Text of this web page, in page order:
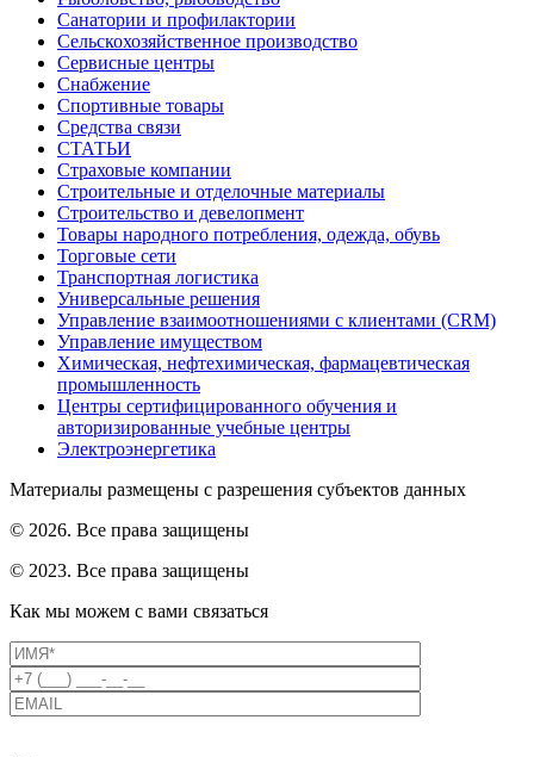
Санатории и профилактории
Сельскохозяйственное производство
Сервисные центры
Снабжение
Спортивные товары
Средства связи
СТАТЬИ
Страховые компании
Строительные и отделочные материалы
Строительство и девелопмент
Товары народного потребления, одежда, обувь
Торговые сети
Транспортная логистика
Универсальные решения
Управление взаимоотношениями с клиентами (CRM)
Управление имуществом
Химическая, нефтехимическая, фармацевтическая
промышленность
Центры сертифицированного обучения и
авторизированные учебные центры
Электроэнергетика
Материалы размещены с разрешения субъектов данных
© 2026. Все права защищены
© 2023. Все права защищены
Как мы можем с вами связаться